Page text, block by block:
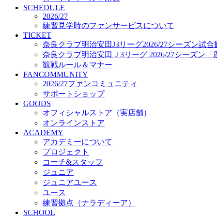
プロジェクト
コーチ&スタッフ
ジュニア
ジュニアユース
ユース
練習拠点（ナラディーア）
SCHOOL
CLUB
2026/27 パートナー企業
パートナー募集
クラブ理念
クラブ情報
サステナビリティ
Web制作支援
応援プロジェクト
SCHEDULE
2026/27
練習見学時のファンサービスについて
TICKET
奈良クラブ明治安田J3リーグ2026/27シーズン試合
奈良クラブ明治安田Ｊ3リーグ 2026/27シーズン「
観戦ルール＆マナー
FANCOMMUNITY
2026/27ファンコミュニティ
サポートショップ
GOODS
オフィシャルストア（実店舗）
オンラインストア
ACADEMY
アカデミーについて
プロジェクト
コーチ&スタッフ
ジュニア
ジュニアユース
ユース
練習拠点（ナラディーア）
SCHOOL